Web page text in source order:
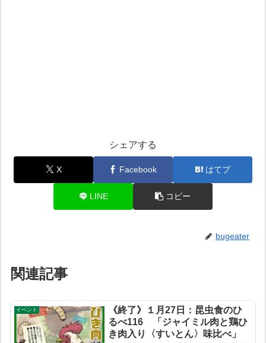
シェアする
X Facebook はてブ
LINE コピー
bugeater
関連記事
イベント
《終了》１月27日：昆虫食のひ
るべ116 「ジャイミル肉と鶏ひ
き肉入り〈すいとん〉味比べ」